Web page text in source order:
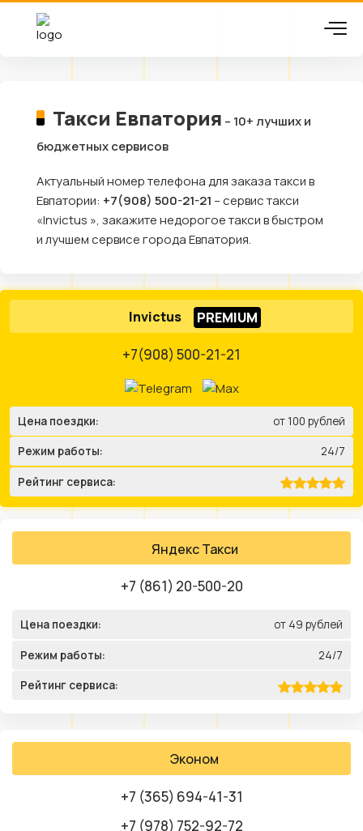
Такси Евпатория – 10+ лучших и
бюджетных сервисов
Актуальный номер телефона для заказа такси в
Евпатории: +7(908) 500-21-21 – сервис такси
«Invictus », закажите недорогое такси в быстром
и лучшем сервисе города Евпатория.
Invictus
+7(908) 500-21-21
Цена поездки: от 100 рублей
Режим работы: 24/7
Рейтинг сервиса:
Яндекс Такси
+7 (861) 20-500-20
Цена поездки: от 49 рублей
Режим работы: 24/7
Рейтинг сервиса:
Эконом
+7 (365) 694-41-31
+7 (978) 752-92-72